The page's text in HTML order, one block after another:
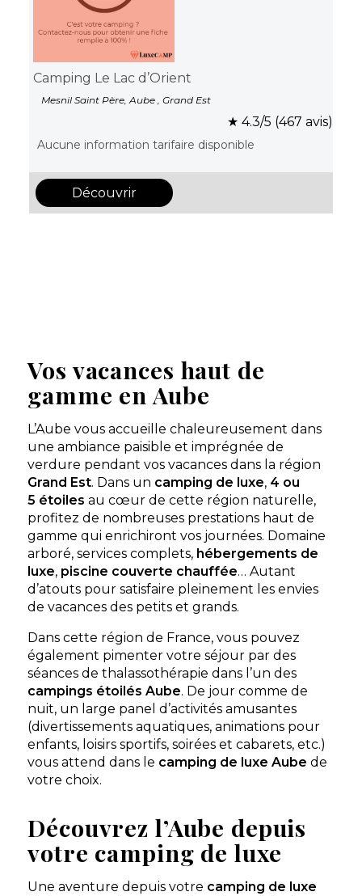
Vos vacances haut de
gamme en Aube
L’Aube vous accueille chaleureusement dans
une ambiance paisible et imprégnée de
verdure pendant vos vacances dans la région
Grand Est. Dans un camping de luxe, 4 ou
5 étoiles au cœur de cette région naturelle,
profitez de nombreuses prestations haut de
gamme qui enrichiront vos journées. Domaine
arboré, services complets, hébergements de
luxe, piscine couverte chauffée… Autant
d’atouts pour satisfaire pleinement les envies
de vacances des petits et grands.
Dans cette région de France, vous pouvez
également pimenter votre séjour par des
séances de thalassothérapie dans l’un des
campings étoilés Aube. De jour comme de
nuit, un large panel d’activités amusantes
(divertissements aquatiques, animations pour
enfants, loisirs sportifs, soirées et cabarets, etc.)
vous attend dans le camping de luxe Aube de
votre choix.
Découvrez l’Aube depuis
votre camping de luxe
Une aventure depuis votre camping de luxe
Camping Le Lac d’Orient
Mesnil Saint Père, Aube , Grand Est
★ 4.3/5 (467 avis)
Aucune information tarifaire disponible
Découvrir